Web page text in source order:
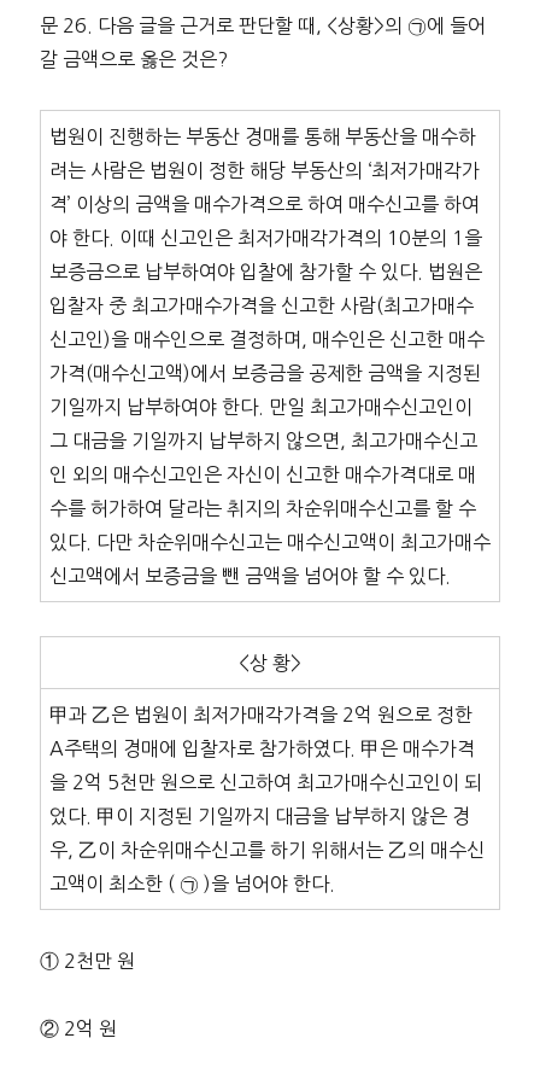
문 26. 다음 글을 근거로 판단할 때, <상황>의 ㉠에 들어
갈 금액으로 옳은 것은?
법원이 진행하는 부동산 경매를 통해 부동산을 매수하
려는 사람은 법원이 정한 해당 부동산의 ‘최저가매각가
격’ 이상의 금액을 매수가격으로 하여 매수신고를 하여
야 한다. 이때 신고인은 최저가매각가격의 10분의 1을
보증금으로 납부하여야 입찰에 참가할 수 있다. 법원은
입찰자 중 최고가매수가격을 신고한 사람(최고가매수
신고인)을 매수인으로 결정하며, 매수인은 신고한 매수
가격(매수신고액)에서 보증금을 공제한 금액을 지정된
기일까지 납부하여야 한다. 만일 최고가매수신고인이
그 대금을 기일까지 납부하지 않으면, 최고가매수신고
인 외의 매수신고인은 자신이 신고한 매수가격대로 매
수를 허가하여 달라는 취지의 차순위매수신고를 할 수
있다. 다만 차순위매수신고는 매수신고액이 최고가매수
신고액에서 보증금을 뺀 금액을 넘어야 할 수 있다.
<상 황>
甲과 乙은 법원이 최저가매각가격을 2억 원으로 정한
A주택의 경매에 입찰자로 참가하였다. 甲은 매수가격
을 2억 5천만 원으로 신고하여 최고가매수신고인이 되
었다. 甲이 지정된 기일까지 대금을 납부하지 않은 경
우, 乙이 차순위매수신고를 하기 위해서는 乙의 매수신
고액이 최소한 ( ㉠ )을 넘어야 한다.
① 2천만 원
② 2억 원